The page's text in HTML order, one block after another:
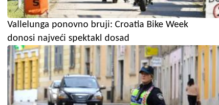
Vallelunga ponovno bruji: Croatia Bike Week
donosi najveći spektakl dosad